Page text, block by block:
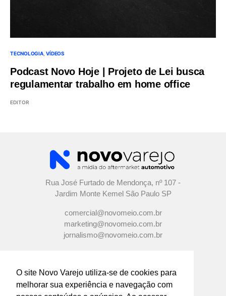
O site Novo Varejo utiliza-se de cookies para
melhorar sua experiência e navegação com
TECNOLOGIA VÍDEOS
Podcast Novo Hoje | Projeto de Lei busca
regulamentar trabalho em home office
EDITOR
Rua José Furtado de Mendonça, nº 107 -
Jardim Monte Kemel São Paulo SP
comercial@novomeio.com.br
marketing@novomeio.com.br
jornalismo@novomeio.com.br
CONFIRA AS NOSSAS REDES